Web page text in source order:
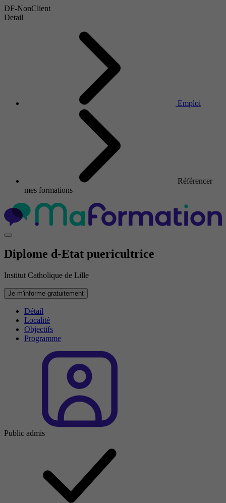
DF-NonClient
Detail
Emploi
Référencer
mes formations
Diplome d-Etat puericultrice
Institut Catholique de Lille
Je m'informe gratuitement
Détail
Localité
Objectifs
Programme
Public admis